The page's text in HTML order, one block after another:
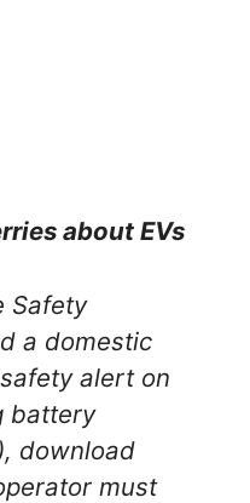
about EVs
Safety
a domestic
alert on
battery
download
must